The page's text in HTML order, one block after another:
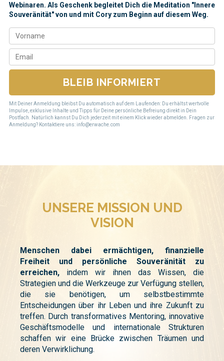
Webinaren. Als Geschenk begleitet Dich die Meditation "Innere
Souveränität" von und mit Cory zum Beginn auf diesem Weg.
BLEIB INFORMIERT
Mit Deiner Anmeldung bleibst Du automatisch auf dem Laufenden: Du erhältst wertvolle
Impulse, exklusive Inhalte und Tipps für Deine persönliche Befreiung direkt in Dein
Postfach. Natürlich kannst Du Dich jederzeit mit einem Klick wieder abmelden. Fragen zur
Anmeldung? Kontaktiere uns: info@erwache.com
UNSERE MISSION UND
VISION
Menschen dabei ermächtigen, finanzielle
Freiheit und persönliche Souveränität zu
erreichen,
indem wir ihnen das Wissen, die
Strategien und die Werkzeuge zur Verfügung stellen,
die sie benötigen, um selbstbestimmte
Entscheidungen über ihr Leben und ihre Zukunft zu
treffen. Durch transformatives Mentoring, innovative
Geschäftsmodelle und internationale Strukturen
schaffen wir eine Brücke zwischen Träumen und
deren Verwirklichung.